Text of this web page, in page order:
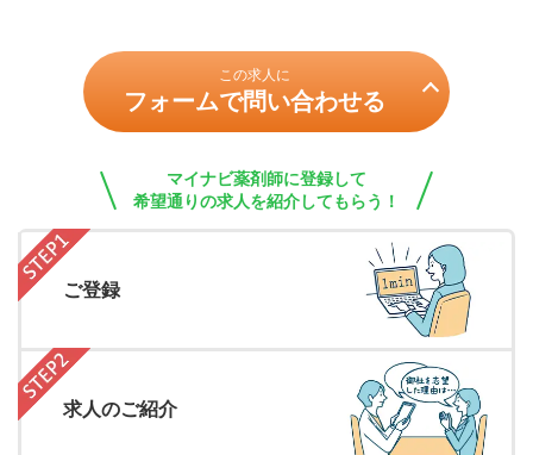
この求人に
フォームで問い合わせる
マイナビ薬剤師に登録して
希望通りの求人を紹介してもらう！
ご登録
求人のご紹介